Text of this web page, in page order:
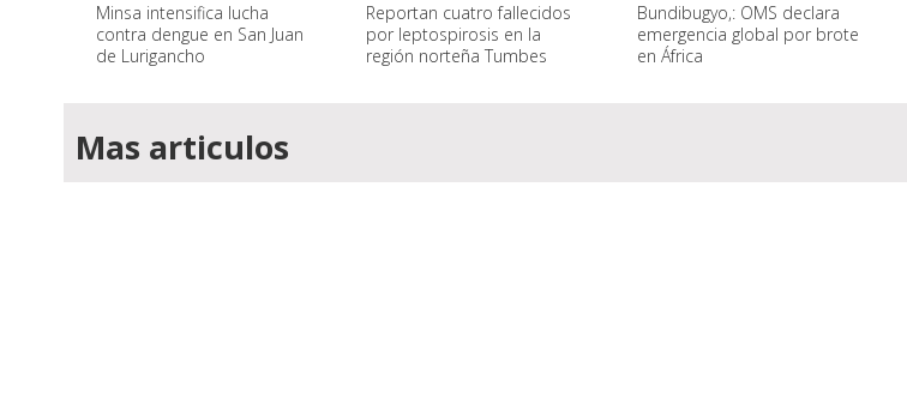
Minsa intensifica lucha
contra dengue en San Juan
de Lurigancho
Reportan cuatro fallecidos
por leptospirosis en la
región norteña Tumbes
Bundibugyo,: OMS declara
emergencia global por brote
en África
Mas articulos